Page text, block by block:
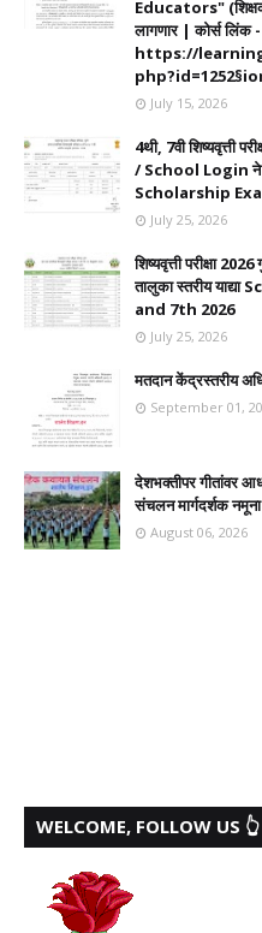
Educators"
लागणार | कोर्स लिंक -
https://
July 15, 2026
4थी, 7वी शिष्यवृत्ती
/ School Login ने
Scholarship
July 25, 2026
शिष्यवृत्ती परीक्षा
तालुका स्तरीय
and 7th 2026
July 25, 2026
मतदान केंद्रस्तरीय
September 01,
देशभक्तीपर गीतांवर
संचलन मार्गदर्शक
August 06, 2026
WELCOME, FOLLOW US 👆